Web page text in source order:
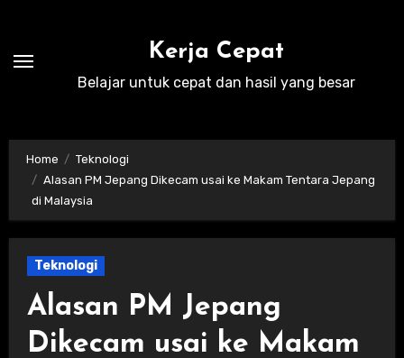
content
Kerja Cepat
Belajar untuk cepat dan hasil yang besar
Home
Teknologi
Alasan PM Jepang Dikecam usai ke Makam Tentara Jepang
di Malaysia
Teknologi
Alasan PM Jepang
Dikecam usai ke Makam